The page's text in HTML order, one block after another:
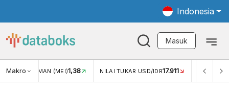
Indonesia
Masuk
MakroUSD/IDR17.911 INFLASI YOY (JUL)2,88% INFLASI MOM